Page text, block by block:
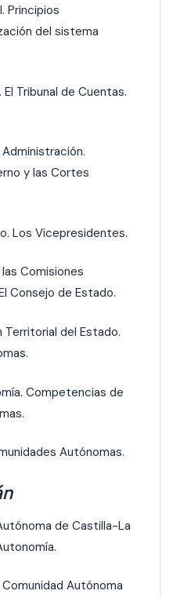
Principios
del sistema
Tribunal de Cuentas.
y las Cortes
Los Vicepresidentes.
Comisiones
Consejo de Estado.
Territorial del Estado.
Competencias de
Autónomas.
de Castilla-La
Autónoma